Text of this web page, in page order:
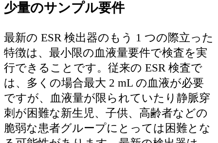
少量のサンプル要件
最新の ESR 検出器のもう 1 つの際立った
特徴は、最小限の血液量要件で検査を実
行できることです。従来の ESR 検査で
は、多くの場合最大 2 mL の血液が必要
ですが、血液量が限られていたり静脈穿
刺が困難な新生児、子供、高齢者などの
脆弱な患者グループにとっては困難とな